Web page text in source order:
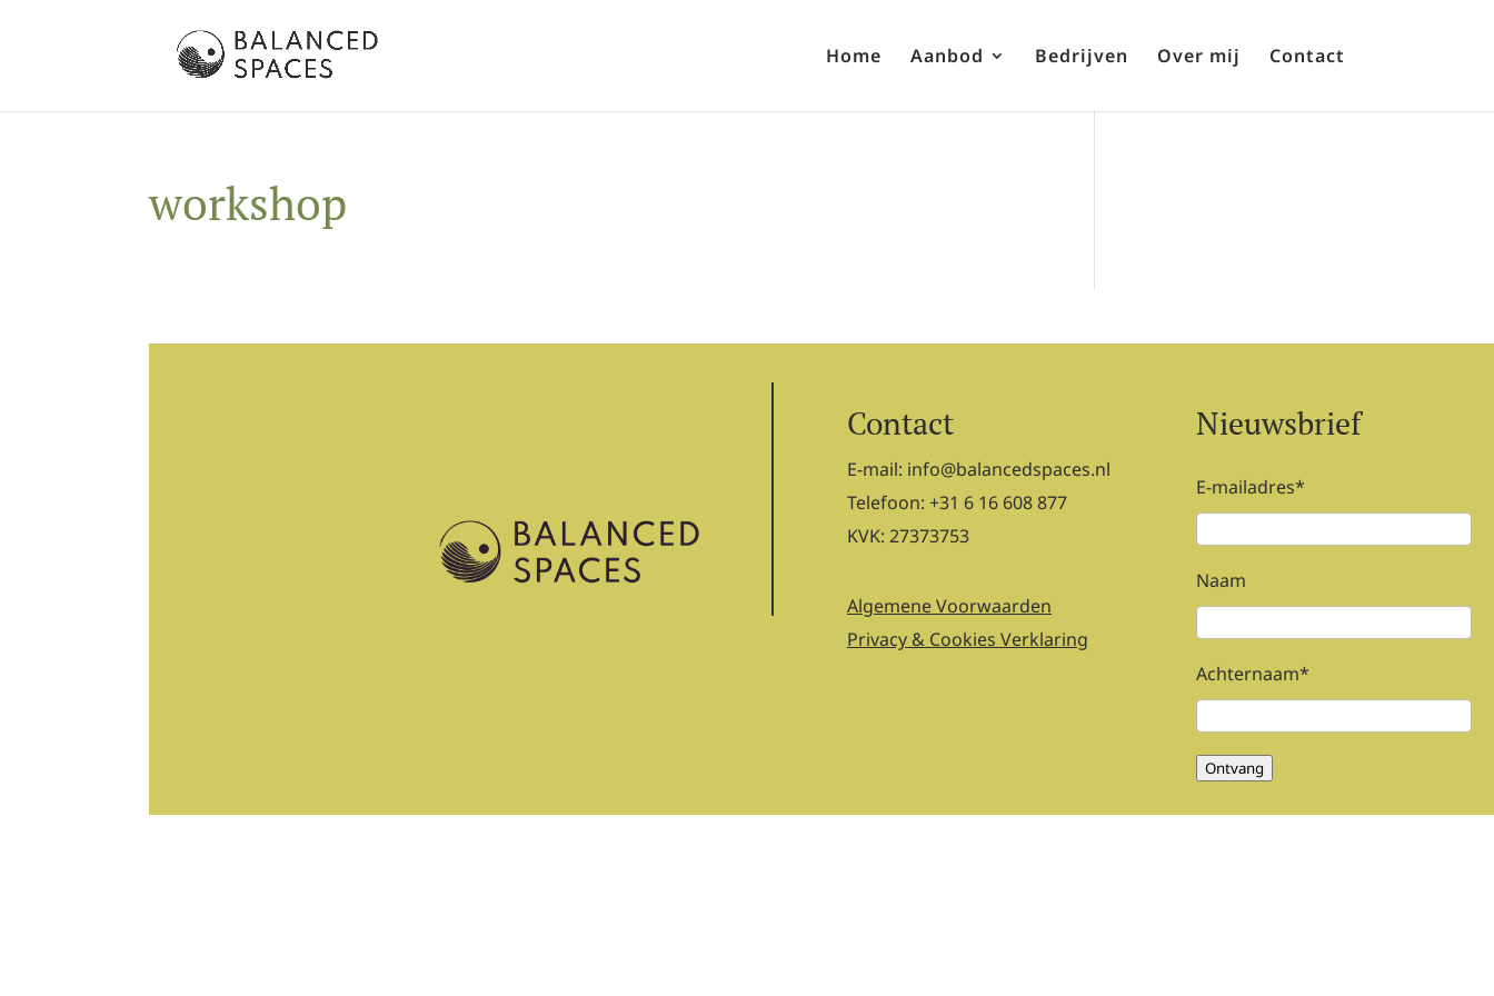
Home Aanbod Bedrijven Over mij Contact
workshop
Contact
E-mail: info@balancedspaces.nl
Telefoon: +31 6 16 608 877
KVK: 27373753
Algemene Voorwaarden
Privacy & Cookies Verklaring
Nieuwsbrief
E-mailadres*
Naam
Achternaam*
Ontvang